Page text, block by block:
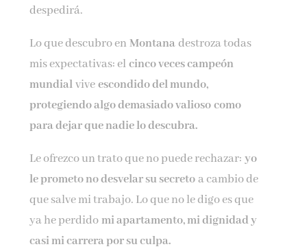
despedirá.
Lo que descubro enMontanadestroza todas
mis expectativas: elcinco veces campeón
mundialviveescondido del mundo,
protegiendo algo demasiado valiosocomo
para dejar que nadie lo descubra.
Le ofrezco un trato que no puede rechazar:yo
le prometo no desvelar su secretoa cambio de
que salve mi trabajo. Lo que no le digo es que
ya he perdidomi apartamento, mi dignidad y
casi mi carrera por su culpa.